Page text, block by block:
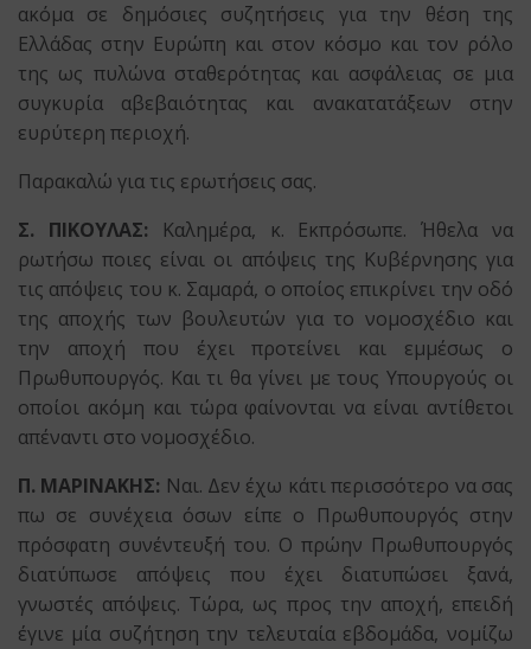
ακόμα σε δημόσιες συζητήσεις για την θέση της
Ελλάδας στην Ευρώπη και στον κόσμο και τον ρόλο
της ως πυλώνα σταθερότητας και ασφάλειας σε μια
συγκυρία αβεβαιότητας και ανακατατάξεων στην
ευρύτερη περιοχή.
Παρακαλώ για τις ερωτήσεις σας.
Σ. ΠΙΚΟΥΛΑΣ: Καλημέρα, κ. Εκπρόσωπε. Ήθελα να
ρωτήσω ποιες είναι οι απόψεις της Κυβέρνησης για
τις απόψεις του κ. Σαμαρά, ο οποίος επικρίνει την οδό
της αποχής των βουλευτών για το νομοσχέδιο και
την αποχή που έχει προτείνει και εμμέσως ο
Πρωθυπουργός. Και τι θα γίνει με τους Υπουργούς οι
οποίοι ακόμη και τώρα φαίνονται να είναι αντίθετοι
απέναντι στο νομοσχέδιο.
Π. ΜΑΡΙΝΑΚΗΣ: Ναι. Δεν έχω κάτι περισσότερο να σας
πω σε συνέχεια όσων είπε ο Πρωθυπουργός στην
πρόσφατη συνέντευξή του. Ο πρώην Πρωθυπουργός
διατύπωσε απόψεις που έχει διατυπώσει ξανά,
γνωστές απόψεις. Τώρα, ως προς την αποχή, επειδή
έγινε μία συζήτηση την τελευταία εβδομάδα, νομίζω